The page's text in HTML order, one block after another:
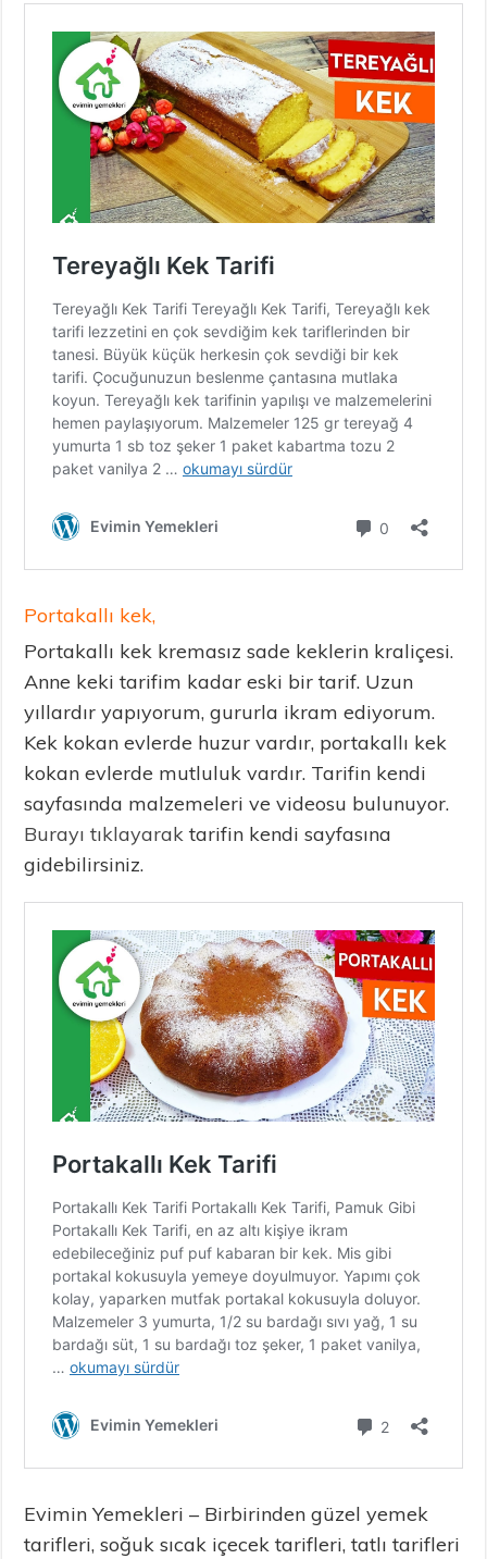
Portakallı kek,
Portakallı kek kremasız sade keklerin kraliçesi.
Anne keki tarifim kadar eski bir tarif. Uzun
yıllardır yapıyorum, gururla ikram ediyorum.
Kek kokan evlerde huzur vardır, portakallı kek
kokan evlerde mutluluk vardır. Tarifin kendi
sayfasında malzemeleri ve videosu bulunuyor.
Burayı tıklayarak tarifin kendi sayfasına
gidebilirsiniz.
Evimin Yemekleri – Birbirinden güzel yemek
tarifleri, soğuk sıcak içecek tarifleri, tatlı tarifleri